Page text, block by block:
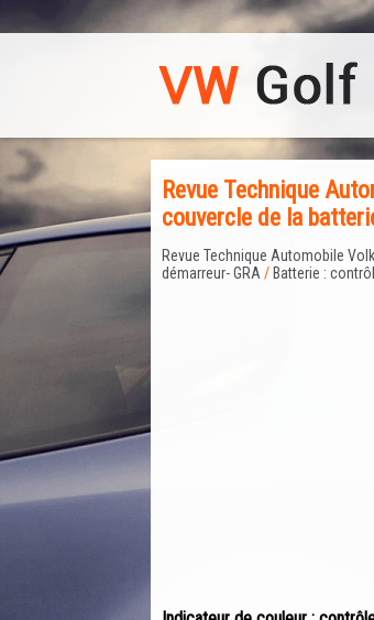
Revue Technique
couvercle de la
Revue Technique Automobile
démarreur- GRA/ Batterie :